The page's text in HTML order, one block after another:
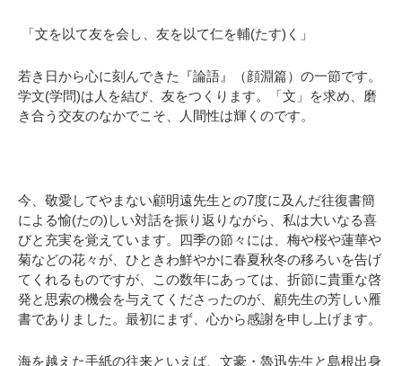
「文を以て友を会し、友を以て仁を輔(たす)く」
若き日から心に刻んできた『論語』（顔淵篇）の一節です。
学文(学問)は人を結び、友をつくります。「文」を求め、磨
き合う交友のなかでこそ、人間性は輝くのです。
今、敬愛してやまない顧明遠先生との7度に及んだ往復書簡
による愉(たの)しい対話を振り返りながら、私は大いなる喜
びと充実を覚えています。四季の節々には、梅や桜や蓮華や
菊などの花々が、ひときわ鮮やかに春夏秋冬の移ろいを告げ
てくれるものですが、この数年にあっては、折節に貴重な啓
発と思索の機会を与えてくださったのが、顧先生の芳しい雁
書でありました。最初にまず、心から感謝を申し上げます。
海を越えた手紙の往来といえば、文豪・魯迅先生と島根出身